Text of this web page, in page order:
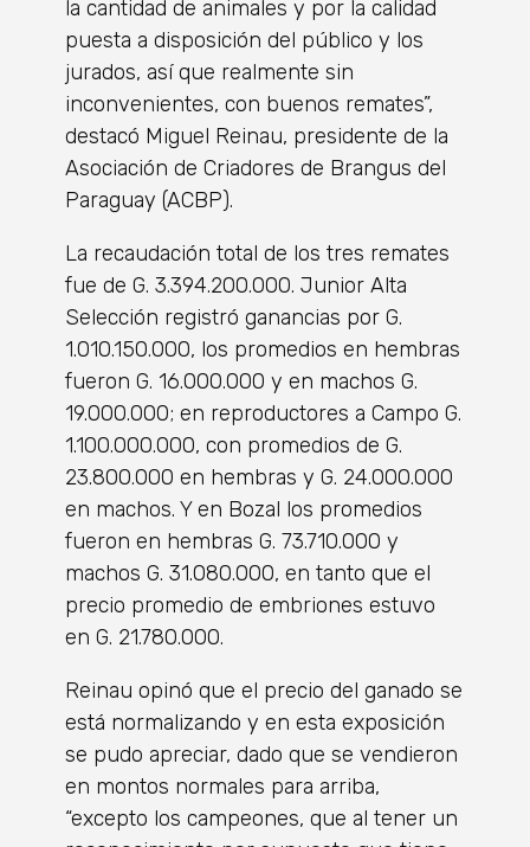
la cantidad de animales y por la calidad
puesta a disposición del público y los
jurados, así que realmente sin
inconvenientes, con buenos remates”,
destacó Miguel Reinau, presidente de la
Asociación de Criadores de Brangus del
Paraguay (ACBP).
La recaudación total de los tres remates
fue de G. 3.394.200.000. Junior Alta
Selección registró ganancias por G.
1.010.150.000, los promedios en hembras
fueron G. 16.000.000 y en machos G.
19.000.000; en reproductores a Campo G.
1.100.000.000, con promedios de G.
23.800.000 en hembras y G. 24.000.000
en machos. Y en Bozal los promedios
fueron en hembras G. 73.710.000 y
machos G. 31.080.000, en tanto que el
precio promedio de embriones estuvo
en G. 21.780.000.
Reinau opinó que el precio del ganado se
está normalizando y en esta exposición
se pudo apreciar, dado que se vendieron
en montos normales para arriba,
“excepto los campeones, que al tener un